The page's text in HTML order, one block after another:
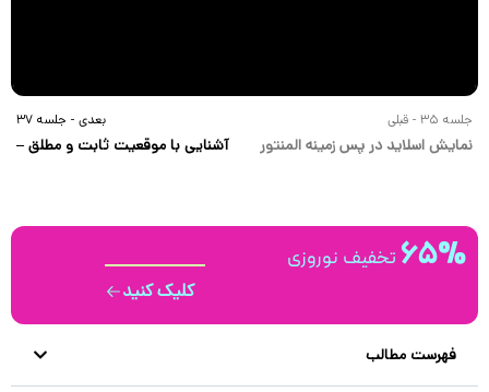
جلسه 35 - قبلی
نمایش اسلاید در پس زمینه المنتور
بعدی - جلسه 37
آشنایی با موقعیت ثابت و مطلق –
65% تخفیف نوروزی
کلیک کنید
فهرست مطالب